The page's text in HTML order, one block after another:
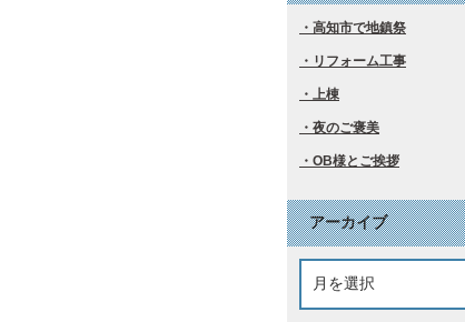
高知市で地鎮祭
リフォーム工事
上棟
夜のご褒美
OB様とご挨拶
アーカイブ